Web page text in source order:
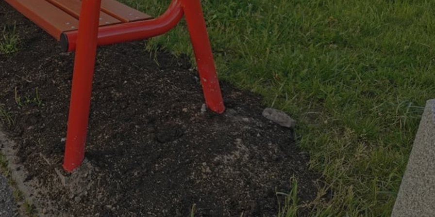
swiony.pl 1 rok
Ten plik cookie przechowuje identyfikator sesji.
swiony.pl
Ten plik cookie przechowuje identyfikator sesji.
swiony.pl 1 rok
Ten plik cookie przechowuje identyfikator sesji.
CookieScript
swiony.pl
4 tygodnie 2 dni
Ten plik cookie jest używany przez usługę Cookie-
Script.com do zapamiętywania preferencji dotyczących
zgody użytkownika na pliki cookie. Jest to konieczne,
aby baner cookie Cookie-Script.com działał poprawnie.
YouTube
.youtube.com
5 miesięcy 4
tygodnie
Ten plik cookie przechowuje informacje o zgodzie
użytkownika oraz jego preferencjach dotyczących
prywatności podczas korzystania z witryny. Rejestruje
wybory dotyczące polityki prywatności i ustawień
zgody, zapewniając ich przestrzeganie w kolejnych
wizytach. Dzięki temu użytkownik nie musi ponownie
konfigurować swoich preferencji, co zwiększa wygodę i
zgodność z regulacjami ochrony danych.
Provider/
Domena
Okres
przechowywania
Opis
OpenX
Technologies
Inc.
reklama.silnet.pl
1 rok
Powiązany z platformą reklamową banerów OpenX dla
wydawców. Rejestruje, czy zostały wyświetlone określone
reklamy. Podobno używane tylko do zwiększenia skuteczności,
a nie do kierowania na użytkowników. Jako plik cookie
Provider/
Domena
Okres
przechowywania
Opis
Microsoft
Corporation
.c.bing.com
1 rok
Jest to własny plik cookie Microsoft MSN,
który zapewnia prawidłowe działanie tej
witryny.
Provider/Domena Okres przechowywania
Opis
.youtube.com 5 miesięcy 4 tygodnie
Polityce prywatności Google